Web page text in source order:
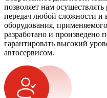
позволяет нам
передач любой сложности и
оборудования,
разработано и произведено
гарантировать высокий
автосервисом.